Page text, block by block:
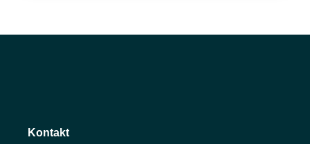
Kontakt